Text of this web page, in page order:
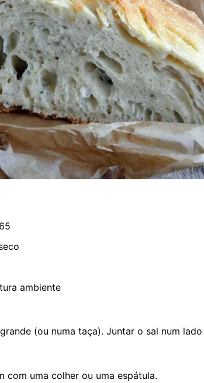
ambiente
(ou numa taça). Juntar o sal num
com uma colher ou uma espátula.